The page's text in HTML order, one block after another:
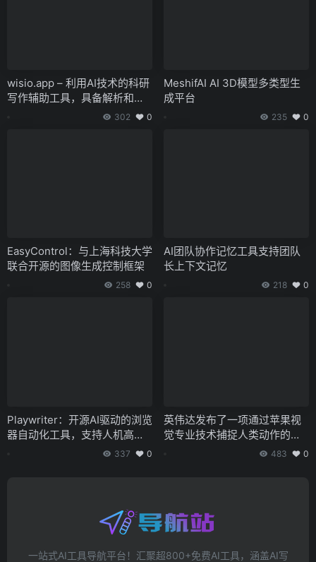
wisio.app – 利用AI技术的科研
写作辅助工具，具备解析和掌
握艰深学术文章的能力 302 0
MeshifAI AI 3D模型多类型生
成平台
235 0
EasyControl：与上海科技大学
联合开源的图像生成控制框架
258 0
AI团队协作记忆工具支持团队
长上下文记忆
218 0
Playwriter：开源AI驱动的浏览
器自动化工具，支持人机高效
337 0
英伟达发布了一项通过苹果视
觉专业技术捕捉人类动作的技
术——GR00T-Teleop 483 0
一站式AI工具导航平台！汇聚超800+免费AI工具，涵盖AI写